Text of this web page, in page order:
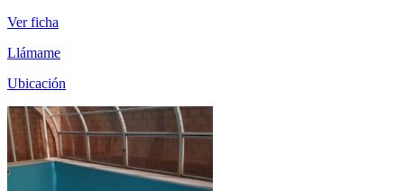
Ver ficha
Llámame
Ubicación